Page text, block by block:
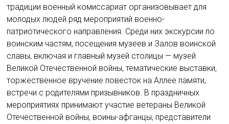
традиции военный комиссариат организовывает для
молодых людей ряд мероприятий военно-
патриотического направления. Среди них экскурсии по
воинским частям, посещения музеев и Залов воинской
славы, включая и главный музей столицы — музей
Великой Отечественной войны, тематические выставки,
торжественное вручение повесток на Аллее памяти,
встречи с родителями призывников. В праздничных
мероприятиях принимают участие ветераны Великой
Отечественной войны, воины-афганцы, представители